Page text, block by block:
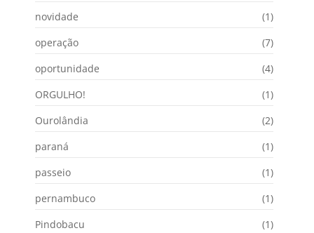
novidade
(1)
operação
(7)
oportunidade
(4)
ORGULHO!
(1)
Ourolândia
(2)
paraná
(1)
passeio
(1)
pernambuco
(1)
Pindobacu
(1)